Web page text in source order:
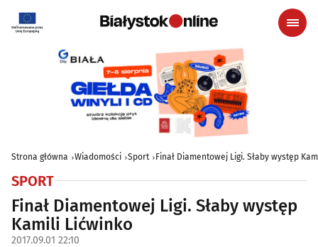
Strona główna Wiadomości Sport Finał Diamentowej Ligi. Słaby występ
SPORT
Finał Diamentowej Ligi. Słaby występ
Kamili Lićwinko
2017.09.01 22:10